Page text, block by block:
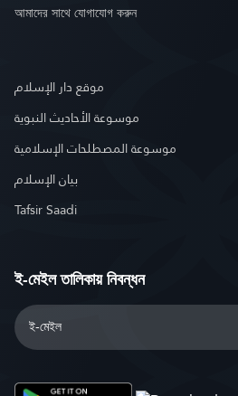
আমাদের সাথে যোগাযোগ করুন
موقع دار الإسلام
موسوعة الأحاديث النبوية
موسوعة المصطلحات الإسلامية
بيان الإسلام
Tafsir Saadi
ই-মেইল তালিকায় নিবন্ধন